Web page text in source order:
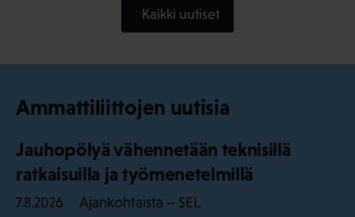
Kaikki uutiset
Ammattiliittojen uutisia
Jauhopölyä vähennetään teknisillä
ratkaisuilla ja työmenetelmillä
7.8.2026 Ajankohtaista – SEL